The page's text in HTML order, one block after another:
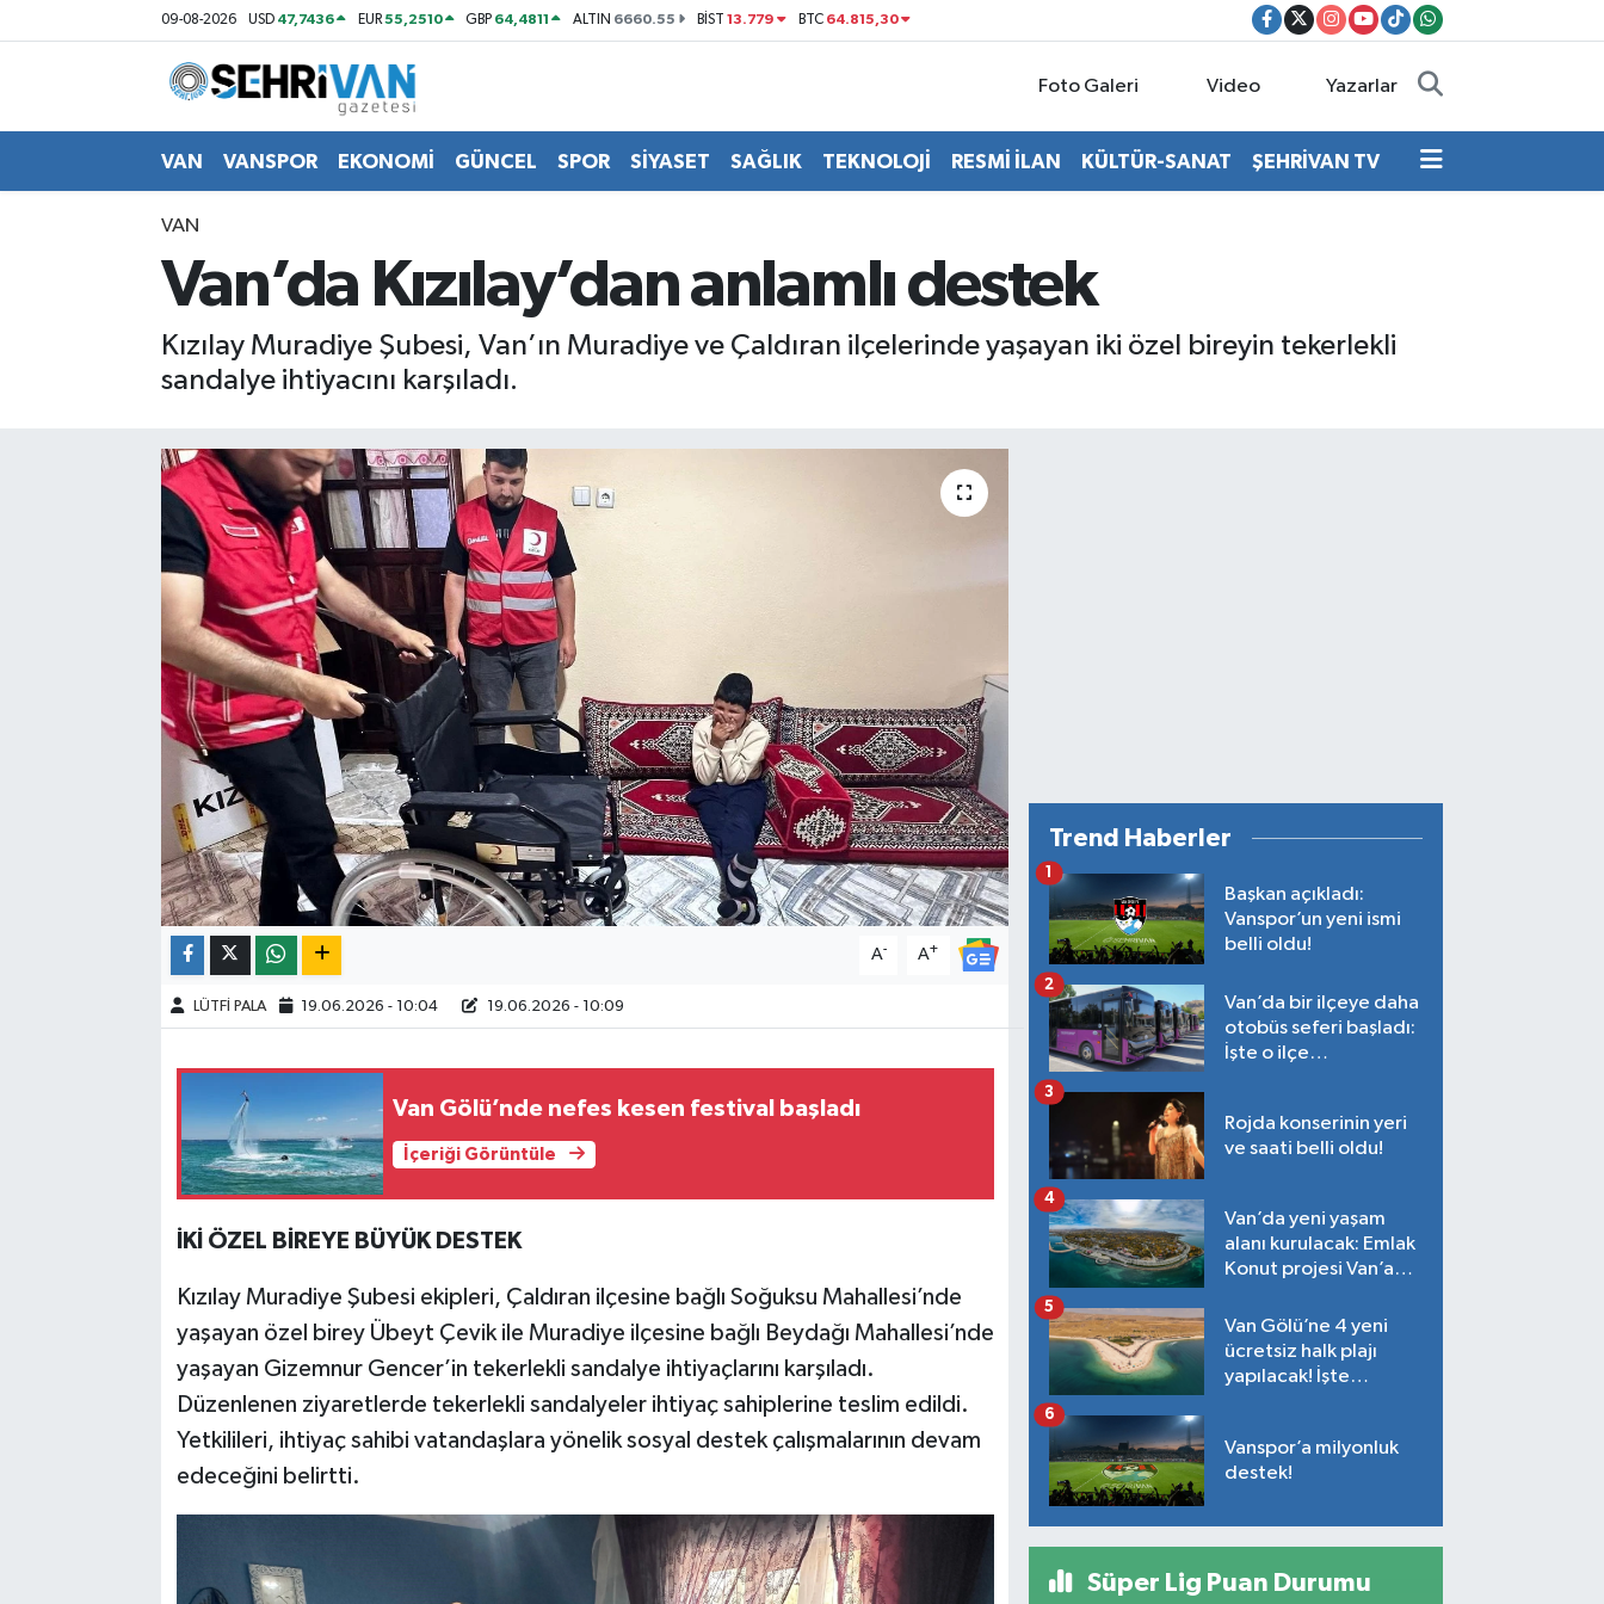
09-08-2026 USD 47,7436 EUR55,2510 GBP 64,4811 ALTIN 6660.55 BİST13.779 BTC 64.815,30
Foto Galeri Video Yazarlar
VAN VANSPOR EKONOMİ GÜNCEL SPOR SİYASET SAĞLIK TEKNOLOJİ RESMİ İLAN KÜLTÜR-SANAT ŞEHRİVAN TV
VAN
Van’da Kızılay’dan anlamlı destek
Kızılay Muradiye Şubesi, Van’ın Muradiye ve Çaldıran ilçelerinde yaşayan iki özel bireyin tekerlekli
sandalye ihtiyacını karşıladı.
A- A+
LÜTFİ PALA 19.06.2026 - 10:04 19.06.2026 - 10:09
Van Gölü’nde nefes kesen festival başladı
İçeriği Görüntüle
İKİ ÖZEL BİREYE BÜYÜK DESTEK
Kızılay Muradiye Şubesi ekipleri, Çaldıran ilçesine bağlı Soğuksu Mahallesi’nde
yaşayan özel birey Übeyt Çevik ile Muradiye ilçesine bağlı Beydağı Mahallesi’nde
yaşayan Gizemnur Gencer’in tekerlekli sandalye ihtiyaçlarını karşıladı.
Düzenlenen ziyaretlerde tekerlekli sandalyeler ihtiyaç sahiplerine teslim edildi.
Yetkilileri, ihtiyaç sahibi vatandaşlara yönelik sosyal destek çalışmalarının devam
edeceğini belirtti.
Trend Haberler
Başkan açıkladı:
Vanspor’un yeni ismi
belli oldu!
1
Van’da bir ilçeye daha
otobüs seferi başladı:
İşte o ilçe…
2
Rojda konserinin yeri
ve saati belli oldu!
3
Van’da yeni yaşam
alanı kurulacak: Emlak
Konut projesi Van’a
4
Van Gölü’ne 4 yeni
ücretsiz halk plajı
yapılacak! İşte
5
Vanspor’a milyonluk
destek!
6
Süper Lig Puan Durumu
Van Nöbetçi Eczaneler
Van Hava Durumu
Van Trafik Yoğunluk Haritası
Süper Lig Puan Durumu ve Fikstür
Tüm Manşetler
Son Dakika Haberleri